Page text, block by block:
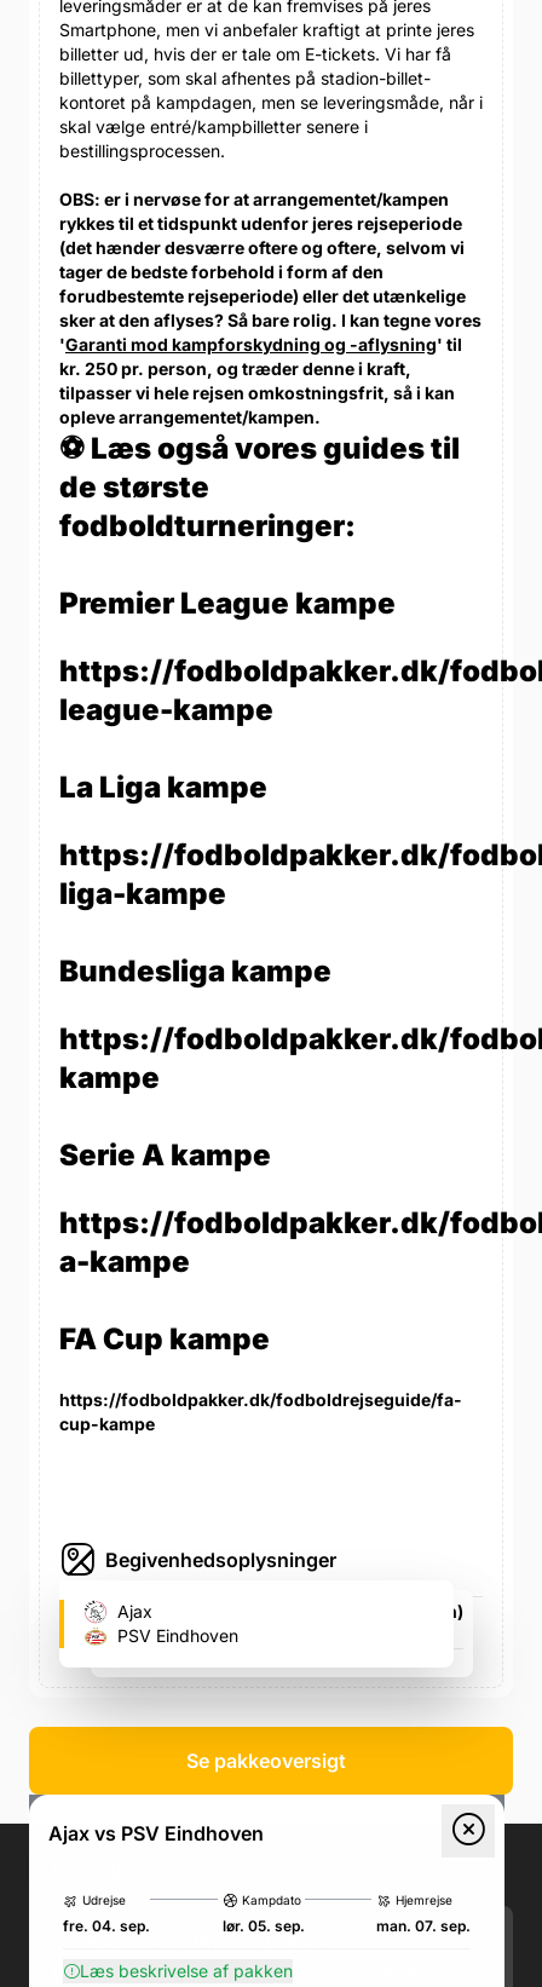
leveringsmåder er at de kan fremvises på jeres
Smartphone, men vi anbefaler kraftigt at printe jeres
billetter ud, hvis der er tale om E-tickets. Vi har få
billettyper, som skal afhentes på stadion-billet-
kontoret på kampdagen, men se leveringsmåde, når i
skal vælge entré/kampbilletter senere i
bestillingsprocessen.
OBS: er i nervøse for at arrangementet/kampen
rykkes til et tidspunkt udenfor jeres rejseperiode
(det hænder desværre oftere og oftere, selvom vi
tager de bedste forbehold i form af den
forudbestemte rejseperiode) eller det utænkelige
sker at den aflyses? Så bare rolig. I kan tegne vores
'Garanti mod kampforskydning og -aflysning' til
kr. 250 pr. person, og træder denne i kraft,
tilpasser vi hele rejsen omkostningsfrit, så i kan
opleve arrangementet/kampen.
⚽ Læs også vores guides til
de største
fodboldturneringer:
Premier League kampe
https://fodboldpakker.dk/
league-kampe
La Liga kampe
https://fodboldpakker.dk/
liga-kampe
Bundesliga kampe
https://fodboldpakker.dk/
kampe
Serie A kampe
https://fodboldpakker.dk/
a-kampe
FA Cup kampe
https://fodboldpakker.dk/fodboldrejseguide/fa-
cup-kampe
Begivenhedsoplysninger
Johan Cruijff Arena (Ajax's fodboldstadion)
ArenA Boulevard 1, ArenA Boulevard 1
Ajax
PSV Eindhoven
Se pakkeoversigt
Ajax vs PSV Eindhoven
Udrejse
fre. 04. sep.
Kampdato
lør. 05. sep.
Hjemrejse
man. 07. sep.
Læs beskrivelse af pakken
Email:kundeservice@fodboldpakker.dk